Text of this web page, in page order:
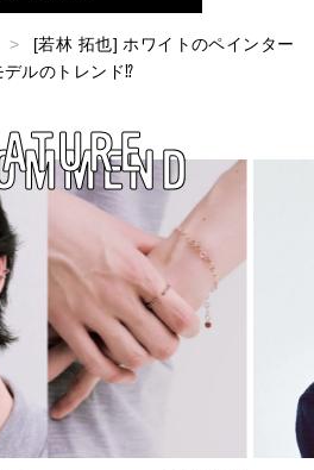
[若林 拓也] ホワイトのペインター
ルのトレンド⁉︎